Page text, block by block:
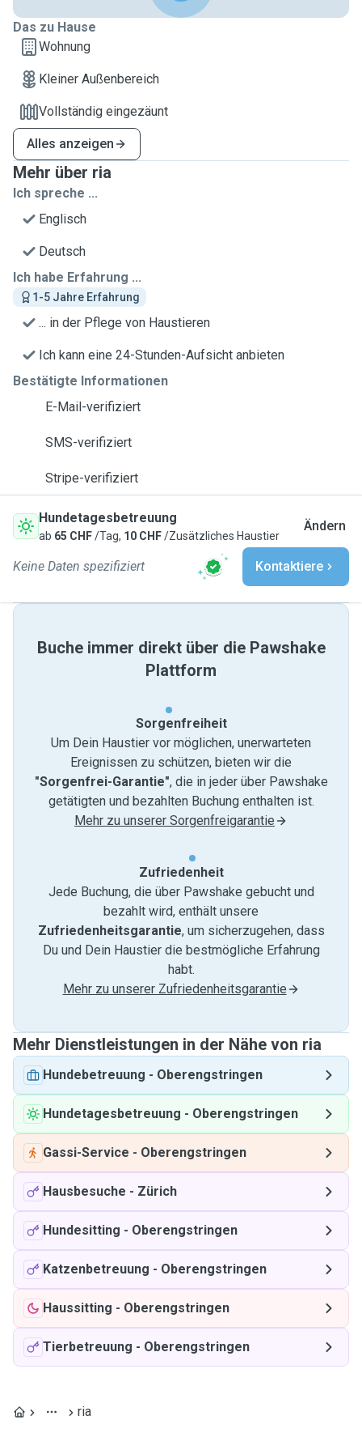
Das zu Hause
Wohnung
Kleiner Außenbereich
Vollständig eingezäunt
Alles anzeigen
Mehr über ria
Ich spreche ...
Englisch
Deutsch
Ich habe Erfahrung ...
1-5 Jahre Erfahrung
... in der Pflege von Haustieren
Ich kann eine 24-Stunden-Aufsicht anbieten
Bestätigte Informationen
E-Mail-verifiziert
SMS-verifiziert
Stripe-verifiziert
Hundetagesbetreuung
ab 65 CHF/Tag, 10 CHF/Zusätzliches Haustier
Ändern
Keine Daten spezifiziert Kontaktiere
Buche immer direkt über die Pawshake
Plattform
Sorgenfreiheit
Um Dein Haustier vor möglichen, unerwarteten
Ereignissen zu schützen, bieten wir die
"Sorgenfrei-Garantie", die in jeder über Pawshake
getätigten und bezahlten Buchung enthalten ist.
Mehr zu unserer Sorgenfreigarantie
Zufriedenheit
Jede Buchung, die über Pawshake gebucht und
bezahlt wird, enthält unsere
Zufriedenheitsgarantie, um sicherzugehen, dass
Du und Dein Haustier die bestmögliche Erfahrung
habt.
Mehr zu unserer Zufriedenheitsgarantie
Mehr Dienstleistungen in der Nähe von ria
Hundebetreuung - Oberengstringen
Hundetagesbetreuung - Oberengstringen
Gassi-Service - Oberengstringen
Hausbesuche - Zürich
Hundesitting - Oberengstringen
Katzenbetreuung - Oberengstringen
Haussitting - Oberengstringen
Tierbetreuung - Oberengstringen
ria